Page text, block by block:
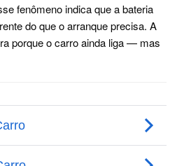
fenômeno indica que a bateria
do que o arranque precisa. A
porque o carro ainda liga — mas